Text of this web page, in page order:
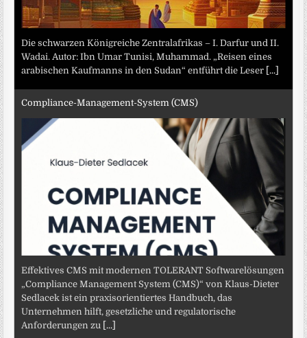
Die schwarzen Königreiche Zentralafrikas – I. Darfur und II.
Wadai. Autor: Ibn Umar Tunisi, Muhammad. „Reisen eines
arabischen Kaufmanns in den Sudan“ entführt die Leser [...]
Compliance-Management-System (CMS)
Effektives CMS mit modernen TOLERANT Softwarelösungen
„Compliance Management System (CMS)“ von Klaus-Dieter
Sedlacek ist ein praxisorientiertes Handbuch, das
Unternehmen hilft, gesetzliche und regulatorische
Anforderungen zu [...]